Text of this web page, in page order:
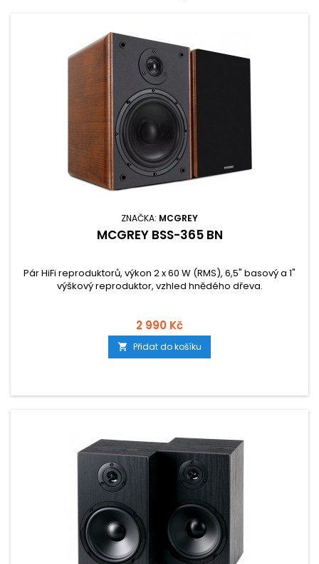
ZNAČKA: MCGREY
MCGREY BSS-365 BN
Pár HiFi reproduktorů, výkon 2 x 60 W (RMS), 6,5" basový a 1"
výškový reproduktor, vzhled hnědého dřeva.
2 990 Kč
 Přidat do košíku